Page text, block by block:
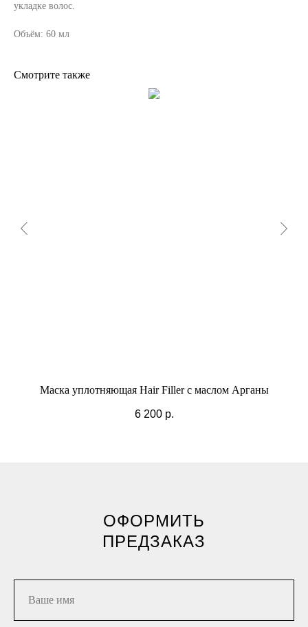
укладке волос.
Объём: 60 мл
Смотрите также
Маска уплотняющая Hair Filler с маслом Арганы
6 200 р.
ОФОРМИТЬ
ПРЕДЗАКАЗ